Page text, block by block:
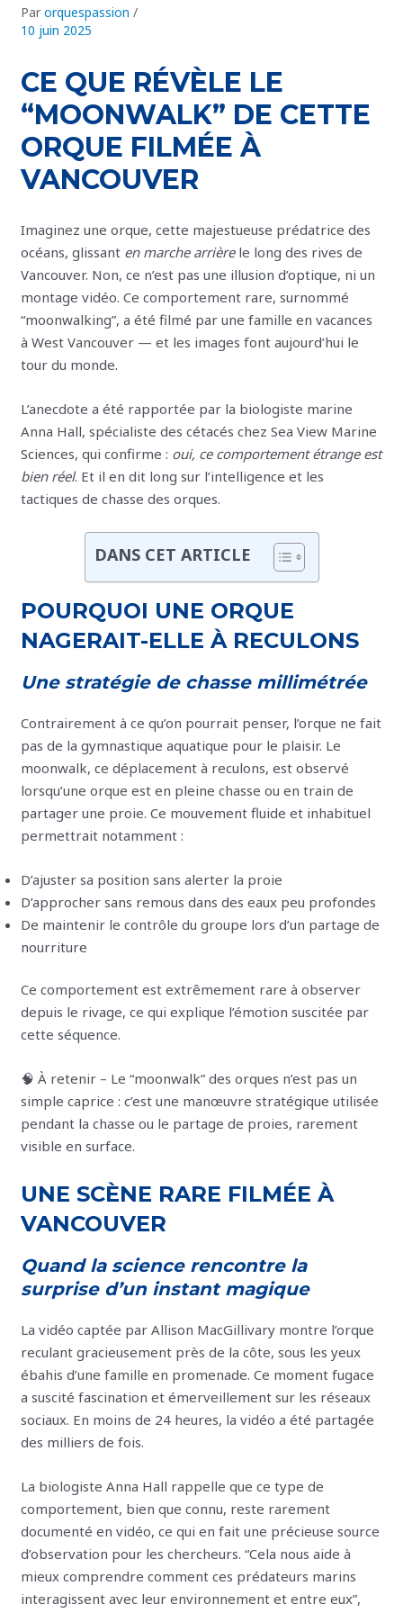
CE QUE RÉVÈLE LE
“MOONWALK” DE CETTE
ORQUE FILMÉE À
VANCOUVER
Parorquespassion/
10 juin 2025
Imaginez une orque, cette majestueuse prédatrice des
océans, glissant en marche arrièrele long des rives de
Vancouver. Non, ce n’est pas une illusion d’optique, ni un
montage vidéo. Ce comportement rare, surnommé
“moonwalking”, a été filmé par une famille en vacances
à West Vancouver — et les images font aujourd’hui le
tour du monde.
L’anecdote a été rapportée par la biologiste marine
Anna Hall, spécialiste des cétacés chez Sea View Marine
Sciences, qui confirme : oui, ce comportement étrange est
bien réel. Et il en dit long sur l’intelligence et les
tactiques de chasse des orques.
DANS CET ARTICLE
POURQUOI UNE ORQUE
NAGERAIT-ELLE À RECULONS
Une stratégie de chasse millimétrée
Contrairement à ce qu’on pourrait penser, l’orque ne fait
pas de la gymnastique aquatique pour le plaisir. Le
moonwalk, ce déplacement à reculons, est observé
lorsqu’une orque est en pleine chasse ou en train de
partager une proie. Ce mouvement fluide et inhabituel
permettrait notamment :
D’ajuster sa position sans alerter la proie
D’approcher sans remous dans des eaux peu profondes
De maintenir le contrôle du groupe lors d’un partage de
nourriture
Ce comportement est extrêmement rare à observer
depuis le rivage, ce qui explique l’émotion suscitée par
cette séquence.
🧠 À retenir – Le “moonwalk” des orques n’est pas un
simple caprice : c’est une manœuvre stratégique utilisée
pendant la chasse ou le partage de proies, rarement
visible en surface.
UNE SCÈNE RARE FILMÉE À
VANCOUVER
Quand la science rencontre la
surprise d’un instant magique
La vidéo captée par Allison MacGillivary montre l’orque
reculant gracieusement près de la côte, sous les yeux
ébahis d’une famille en promenade. Ce moment fugace
a suscité fascination et émerveillement sur les réseaux
sociaux. En moins de 24 heures, la vidéo a été partagée
des milliers de fois.
La biologiste Anna Hall rappelle que ce type de
comportement, bien que connu, reste rarement
documenté en vidéo, ce qui en fait une précieuse source
d’observation pour les chercheurs. “Cela nous aide à
mieux comprendre comment ces prédateurs marins
interagissent avec leur environnement et entre eux”,